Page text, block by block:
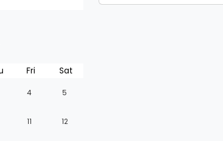
Fri Sat
4 5
11 12